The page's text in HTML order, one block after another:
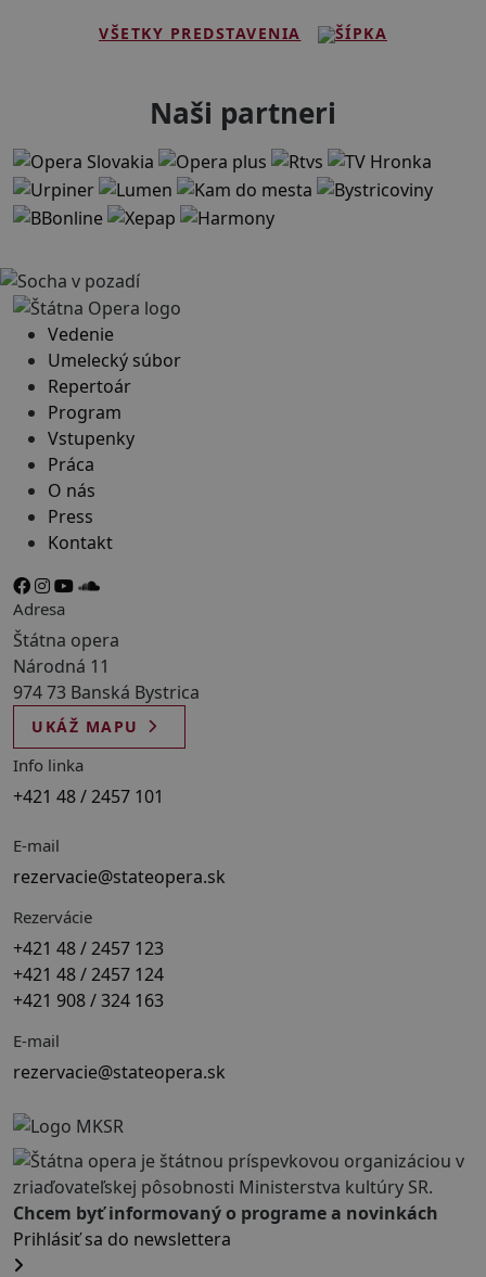
VŠETKY PREDSTAVENIA
Naši partneri
Vedenie
Umelecký súbor
Repertoár
Program
Vstupenky
Práca
O nás
Press
Kontakt
Adresa
Štátna opera
Národná 11
974 73 Banská Bystrica
UKÁŽ MAPU
Info linka
+421 48 / 2457 101
E-mail
rezervacie@stateopera.sk
Rezervácie
+421 48 / 2457 123
+421 48 / 2457 124
+421 908 / 324 163
E-mail
rezervacie@stateopera.sk
Chcem byť informovaný o programe a novinkách
Prihlásiť sa do newslettera